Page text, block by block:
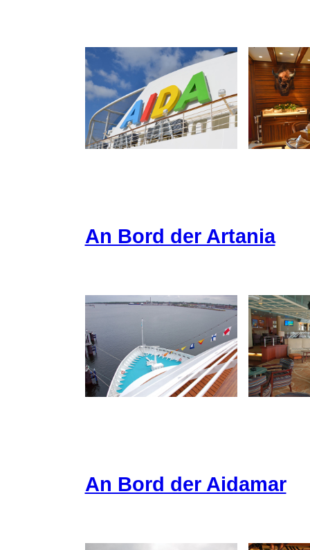
An Bord der Artania
An Bord der Aidamar